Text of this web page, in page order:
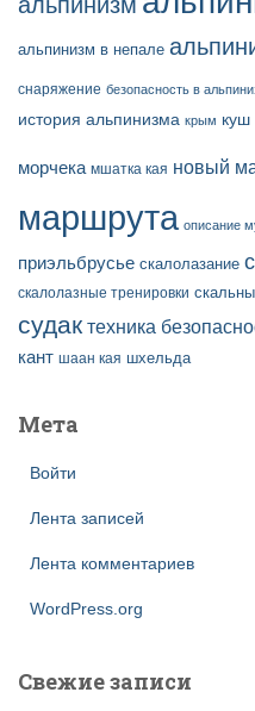
альпинизм в непале
снаряжение безопасность в
история альпинизма крым куш
морчека мшатка кая новый
маршрута описание
приэльбрусье скалолазание
скалолазные тренировки
судак техника
кант шаан кая шхельда
Мета
Войти
Лента записей
Лента комментариев
WordPress.org
Свежие записи